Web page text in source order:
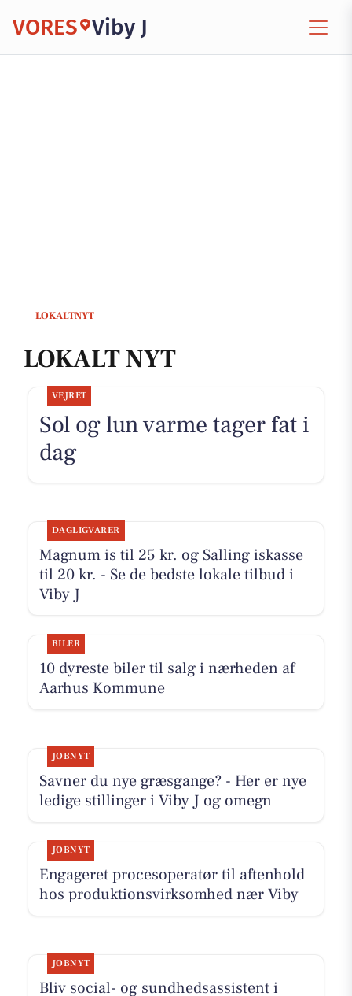
VORES Viby J
LOKALTNYT
LOKALT NYT
VEJRET
Sol og lun varme tager fat i
dag
DAGLIGVARER
Magnum is til 25 kr. og Salling iskasse
til 20 kr. - Se de bedste lokale tilbud i
Viby J
BILER
10 dyreste biler til salg i nærheden af
Aarhus Kommune
JOBNYT
Savner du nye græsgange? - Her er nye
ledige stillinger i Viby J og omegn
JOBNYT
Engageret procesoperatør til aftenhold
hos produktionsvirksomhed nær Viby
JOBNYT
Bliv social- og sundhedsassistent i